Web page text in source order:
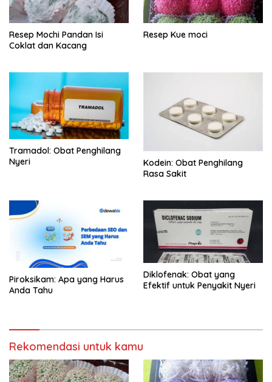
Resep Mochi Pandan Isi
Coklat dan Kacang
Resep Kue moci
Tramadol: Obat Penghilang
Nyeri
Kodein: Obat Penghilang
Rasa Sakit
Piroksikam: Apa yang Harus
Anda Tahu
Diklofenak: Obat yang
Efektif untuk Penyakit Nyeri
Rekomendasi untuk kamu